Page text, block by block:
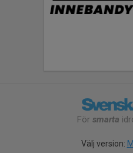
För smarta
Välj version: